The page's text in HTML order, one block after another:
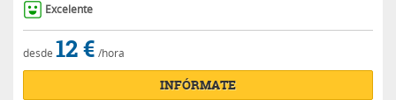
Excelente
desde 12 € /hora
INFÓRMATE